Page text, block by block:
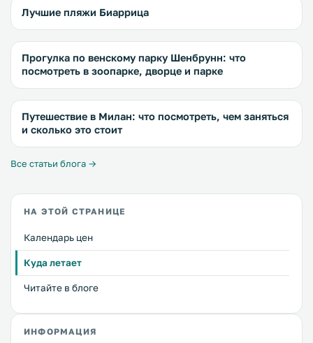
Лучшие пляжи Биаррица
Прогулка по венскому парку Шенбрунн: что
посмотреть в зоопарке, дворце и парке
Путешествие в Милан: что посмотреть, чем заняться
и сколько это стоит
Все статьи блога →
НА ЭТОЙ СТРАНИЦЕ
Календарь цен
Куда летает
Читайте в блоге
ИНФОРМАЦИЯ